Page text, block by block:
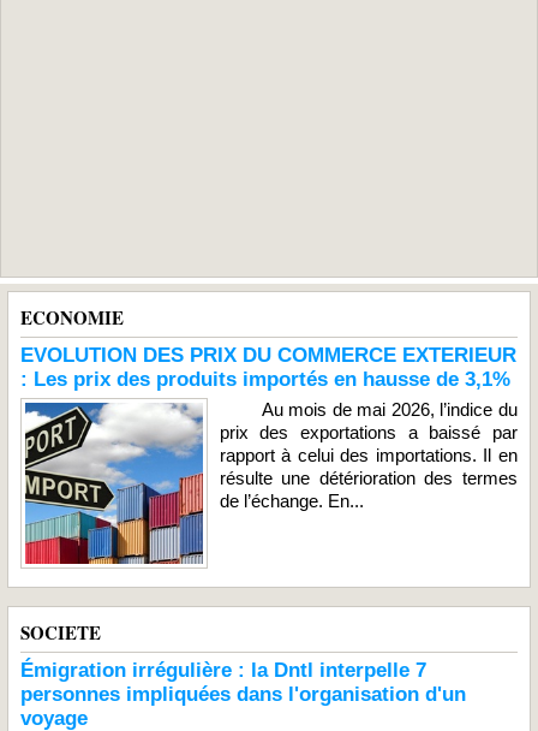
ECONOMIE
EVOLUTION DES PRIX DU COMMERCE EXTERIEUR
: Les prix des produits importés en hausse de 3,1%
Au mois de mai 2026, l’indice du
prix des exportations a baissé par
rapport à celui des importations. Il en
résulte une détérioration des termes
de l’échange. En...
SOCIETE
Émigration irrégulière : la Dntl interpelle 7
personnes impliquées dans l'organisation d'un
voyage